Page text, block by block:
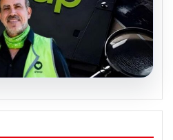
kayyum
başladı